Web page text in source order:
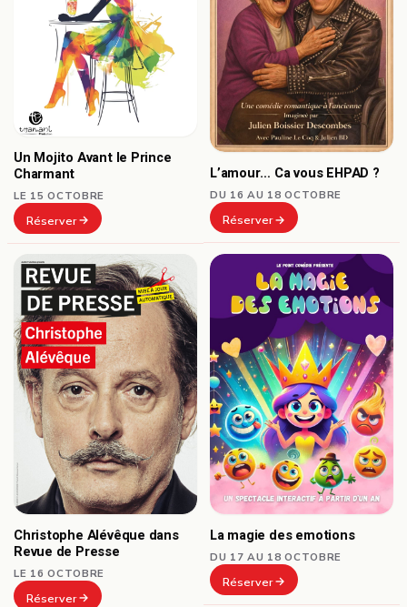
Un Mojito Avant le Prince
Charmant
LE 15 OCTOBRE
Réserver
L’amour… Ca vous EHPAD ?
DU 16 AU 18 OCTOBRE
Réserver
Christophe Alévêque dans
Revue de Presse
LE 16 OCTOBRE
Réserver
La magie des emotions
DU 17 AU 18 OCTOBRE
Réserver